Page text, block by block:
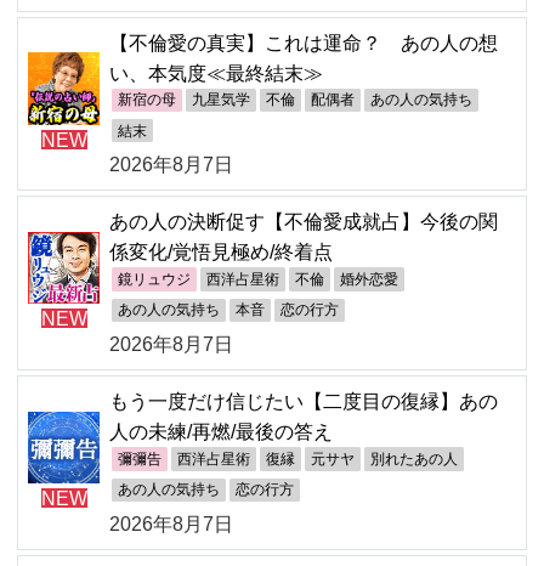
NEW
【不倫愛の真実】これは運命？ あの人の想
い、本気度≪最終結末≫
新宿の母 九星気学 不倫 配偶者 あの人の気持ち
結末
2026年8月7日
NEW
あの人の決断促す【不倫愛成就占】今後の関
係変化/覚悟見極め/終着点
鏡リュウジ 西洋占星術 不倫 婚外恋愛
あの人の気持ち 本音 恋の行方
2026年8月7日
NEW
もう一度だけ信じたい【二度目の復縁】あの
人の未練/再燃/最後の答え
彌彌告 西洋占星術 復縁 元サヤ 別れたあの人
あの人の気持ち 恋の行方
2026年8月7日